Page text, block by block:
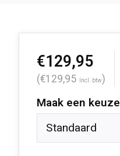
€129,95
(€129,95 Incl. btw)
Maak een keuze
Standaard